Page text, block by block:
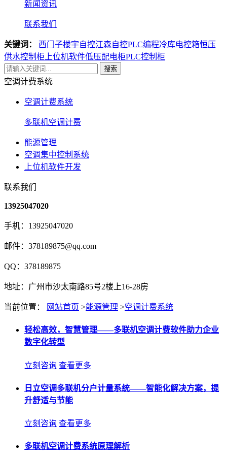
新闻资讯
联系我们
关键词： 西门子楼宇自控江森自控PLC编程冷库电控箱恒压
供水控制柜 上位机软件低压配电柜PLC控制柜
搜索
空调计费系统
空调计费系统
多联机空调计费
能源管理
空调集中控制系统
上位机软件开发
联系我们
13925047020
手机：13925047020
邮件：378189875@qq.com
QQ：378189875
地址：广州市沙太南路85号2楼上16-28房
当前位置： 网站首页 >能源管理 >空调计费系统
轻松高效，智慧管理——多联机空调计费软件助力企业
数字化转型
立刻咨询 查看更多
日立空调多联机分户计量系统——智能化解决方案，提
升舒适与节能
立刻咨询 查看更多
多联机空调计费系统原理解析